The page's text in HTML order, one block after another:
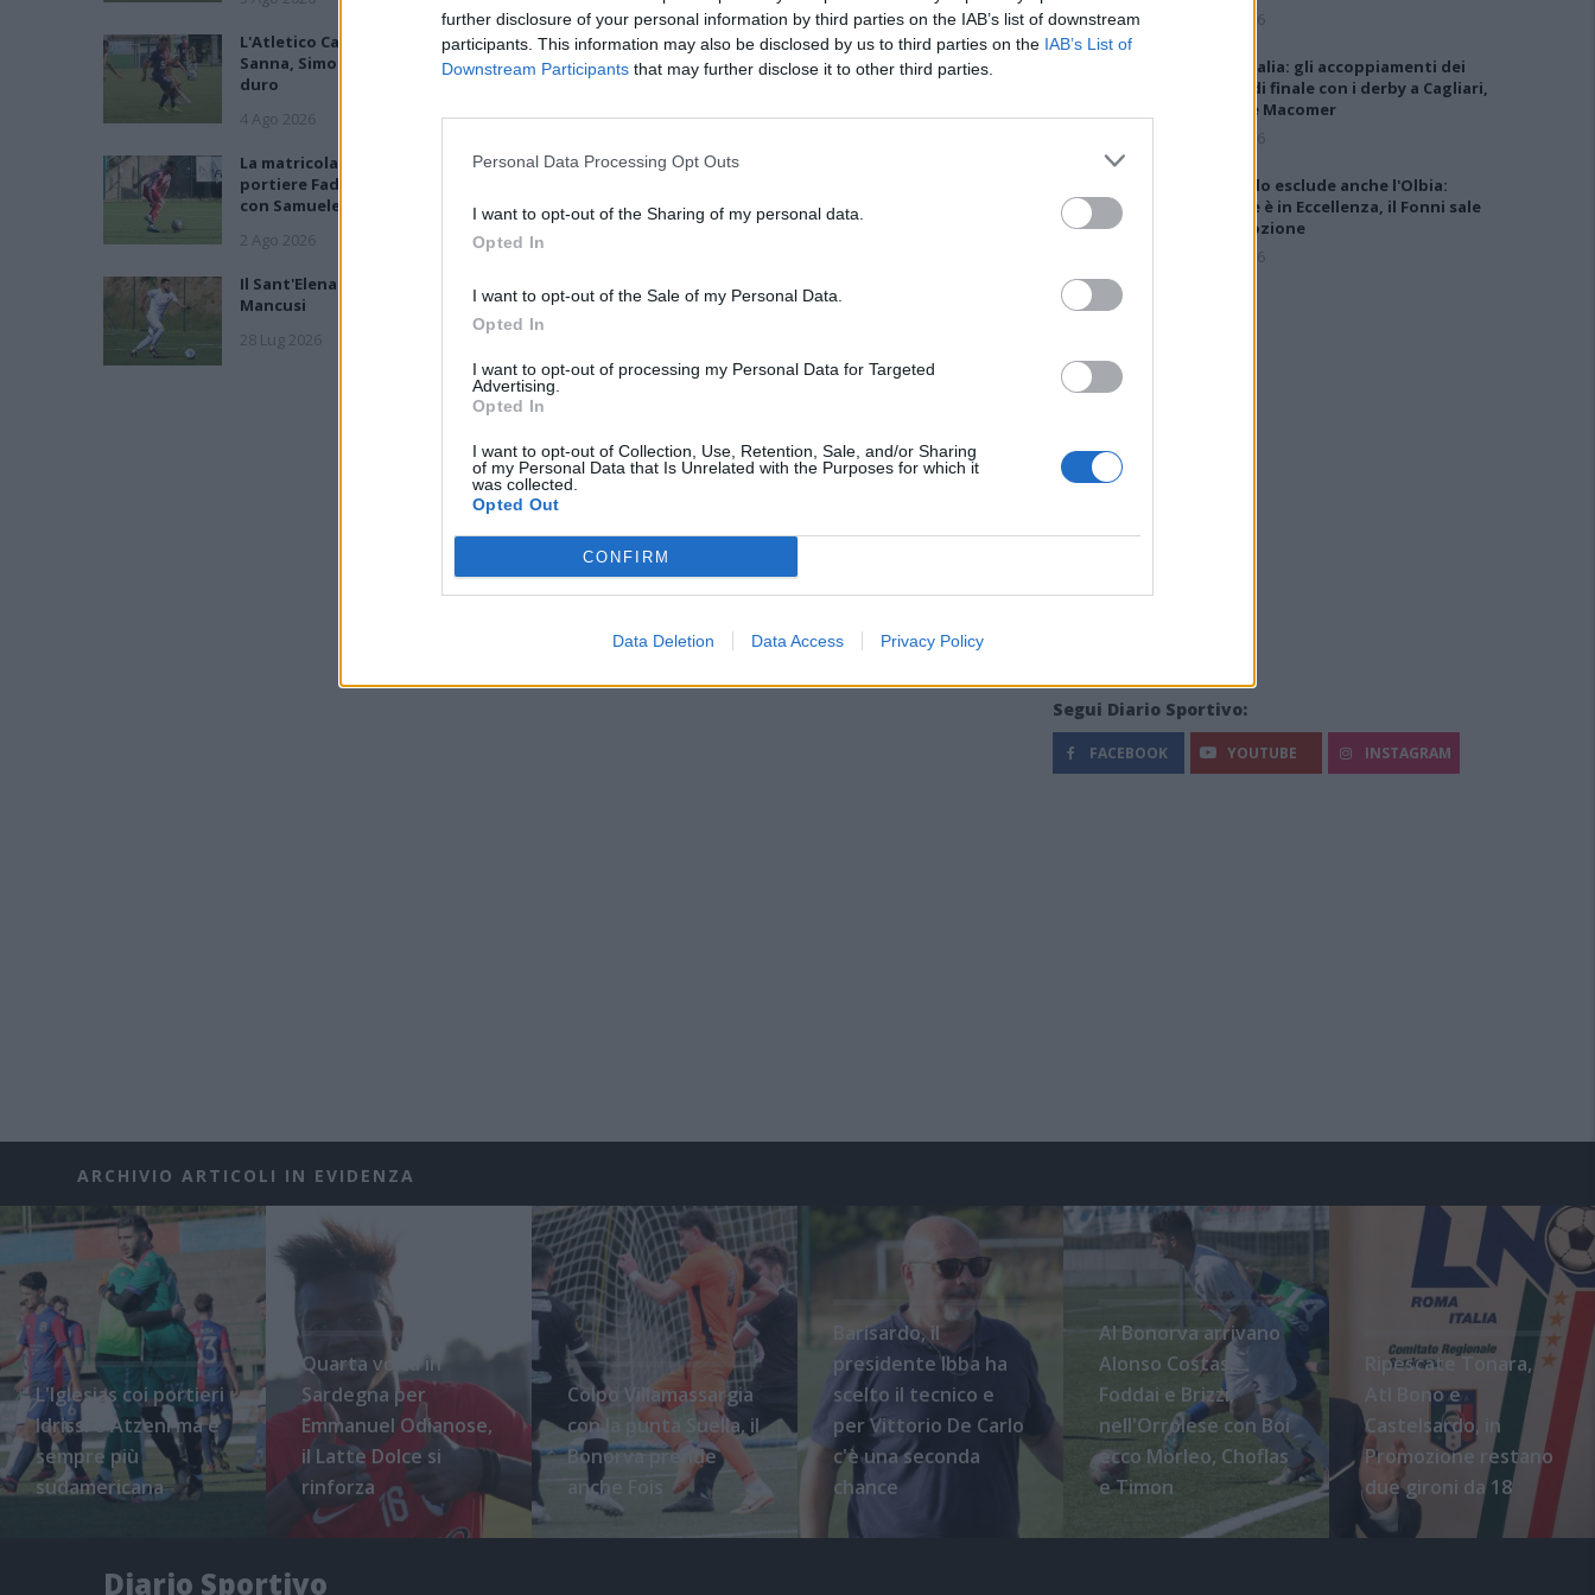
further disclosure of your personal information by third parties on the IAB’s list of downstream
participants. This information may also be disclosed by us to third parties on the IAB’s List of
Downstream Participants that may further disclose it to other third parties.
Personal Data Processing Opt Outs
I want to opt-out of the Sharing of my personal data.
Opted In
I want to opt-out of the Sale of my Personal Data.
Opted In
I want to opt-out of processing my Personal Data for Targeted
Advertising.
Opted In
I want to opt-out of Collection, Use, Retention, Sale, and/or Sharing
of my Personal Data that Is Unrelated with the Purposes for which it
was collected.
Opted Out
CONFIRM
Data Deletion Data Access Privacy Policy
L'Atletico Cagliari di Saba prende
Sanna, Simoni e mantiene lo zoccolo
duro
4 Ago 2026
L'Antiochense prende Caddeo e
Doneddu, Arborea e Tharros
ripartono dai tecnici Firinu e Frongia
2 Ago 2026
La matricola Macomer prende il
portiere Fadda, altro colpo Coghinas
con Samuele Pinna
2 Ago 2026
Nasce l'Arbus Guspini Costa Verde,
orgoglio l’intero territorio»
Il Sant'Elena si riprende il difensore
Mancusi
28 Lug 2026
l'Uta Calcio prende anche Atzori e
25 Lug 2026
5 Ago 2026
Coppa Italia: gli accoppiamenti dei
16esimi di finale con i derby a Cagliari,
Sassari e Macomer
5 Ago 2026
Il CR sardo esclude anche l'Olbia:
l'Usinese è in Eccellenza, il Fonni sale
in Promozione
5 Ago 2026
Segui Diario Sportivo:
FACEBOOK YOUTUBE INSTAGRAM
ARCHIVIO ARTICOLI IN EVIDENZA
L'Iglesias coi portieri
Idrissi e Atzeni ma è
sempre più
sudamericana
Quarta volta in
Sardegna per
Emmanuel Odianose,
il Latte Dolce si
rinforza
Colpo Villamassargia
con la punta Suella, il
Bonorva prende
anche Fois
Barisardo, il
presidente Ibba ha
scelto il tecnico e
per Vittorio De Carlo
c'è una seconda
chance
Al Bonorva arrivano
Alonso Costas,
Foddai e Brizzi,
nell'Orrolese con Boi
ecco Morleo, Choflas
e Timon
Ripescate Tonara,
Atl Bono e
Castelsardo, in
Promozione restano
due gironi da 18
Diario Sportivo